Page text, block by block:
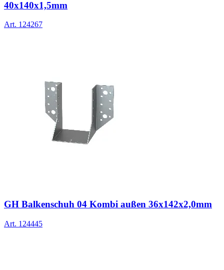
40x140x1,5mm
Art. 124267
GH Balkenschuh 04 Kombi außen 36x142x2,0mm
Art. 124445